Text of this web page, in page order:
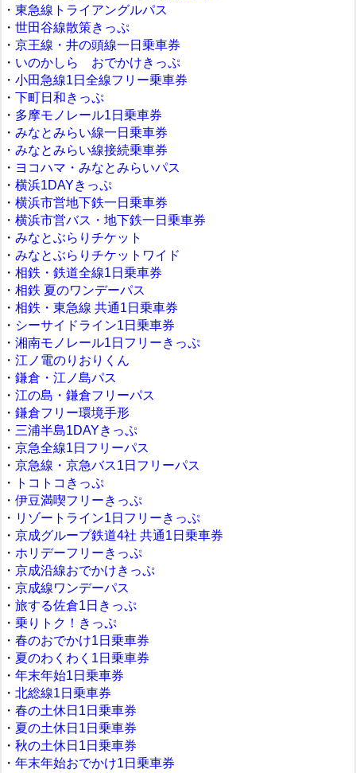
・ 東急線トライアングルパス
・ 世田谷線散策きっぷ
・ 京王線・井の頭線一日乗車券
・ いのかしら おでかけきっぷ
・ 小田急線1日全線フリー乗車券
・ 下町日和きっぷ
・ 多摩モノレール1日乗車券
・ みなとみらい線一日乗車券
・ みなとみらい線接続乗車券
・ ヨコハマ・みなとみらいパス
・ 横浜1DAYきっぷ
・ 横浜市営地下鉄一日乗車券
・ 横浜市営バス・地下鉄一日乗車券
・ みなとぶらりチケット
・ みなとぶらりチケットワイド
・ 相鉄・鉄道全線1日乗車券
・ 相鉄 夏のワンデーパス
・ 相鉄・東急線 共通1日乗車券
・ シーサイドライン1日乗車券
・ 湘南モノレール1日フリーきっぷ
・ 江ノ電のりおりくん
・ 鎌倉・江ノ島パス
・ 江の島・鎌倉フリーパス
・ 鎌倉フリー環境手形
・ 三浦半島1DAYきっぷ
・ 京急全線1日フリーパス
・ 京急線・京急バス1日フリーパス
・
トコトコきっぷ
・ 伊豆満喫フリーきっぷ
・ リゾートライン1日フリーきっぷ
・ 京成グループ鉄道4社 共通1日乗車券
・ ホリデーフリーきっぷ
・ 京成沿線おでかけきっぷ
・ 京成線ワンデーパス
・ 旅する佐倉1日きっぷ
・ 乗りトク！きっぷ
・ 春のおでかけ1日乗車券
・ 夏のわくわく1日乗車券
・ 年末年始1日乗車券
・ 北総線1日乗車券
・ 春の土休日1日乗車券
・ 夏の土休日1日乗車券
・ 秋の土休日1日乗車券
・ 年末年始おでかけ1日乗車券